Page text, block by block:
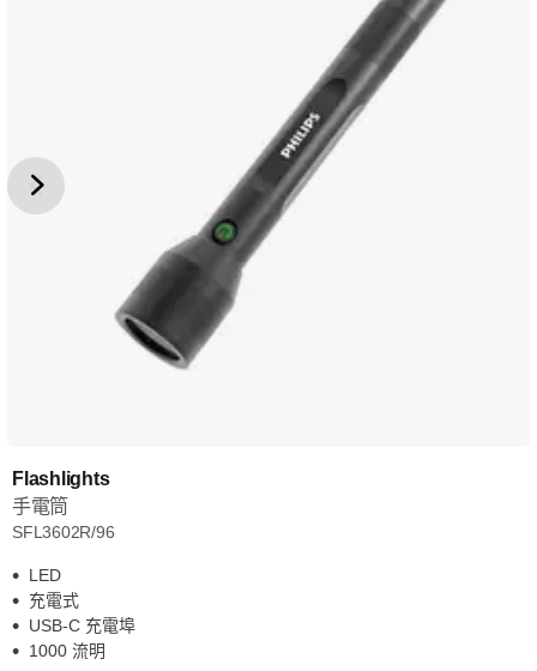
Flashlights
手電筒
SFL3602R/96
LED
充電式
USB-C 充電埠
1000 流明